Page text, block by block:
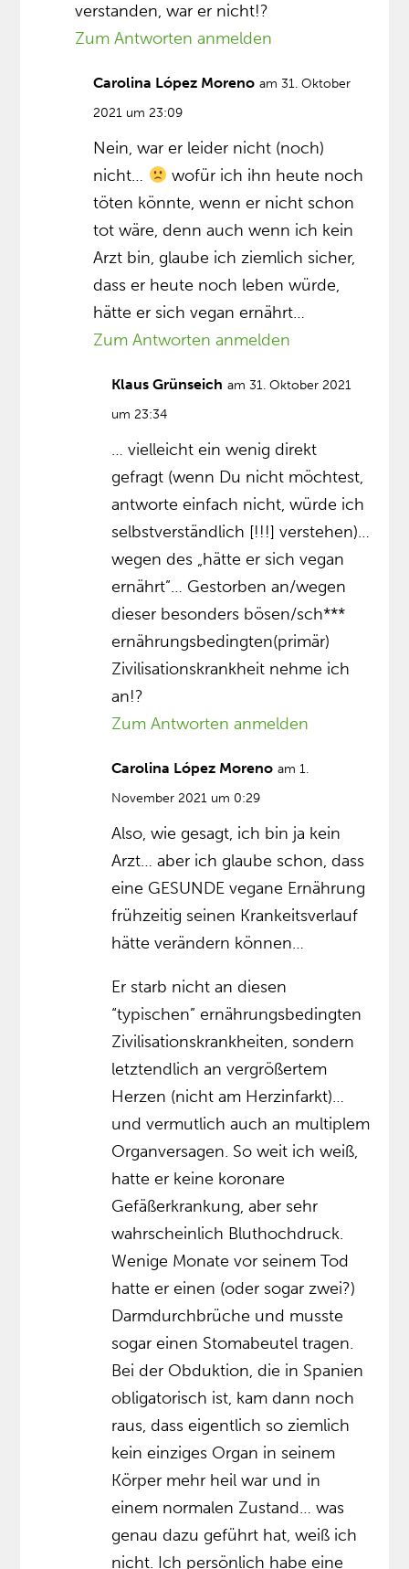
verstanden, war er nicht!?
Zum Antworten anmelden
Carolina López Moreno am 31. Oktober
2021 um 23:09
Nein, war er leider nicht (noch)
nicht…
wofür ich ihn heute noch
töten könnte, wenn er nicht schon
tot wäre, denn auch wenn ich kein
Arzt bin, glaube ich ziemlich sicher,
dass er heute noch leben würde,
hätte er sich vegan ernährt…
Zum Antworten anmelden
Klaus Grünseich am 31. Oktober 2021
um 23:34
… vielleicht ein wenig direkt
gefragt (wenn Du nicht möchtest,
antworte einfach nicht, würde ich
selbstverständlich [!!!] verstehen)…
wegen des „hätte er sich vegan
ernährt”… Gestorben an/wegen
dieser besonders bösen/sch***
ernährungsbedingten(primär)
Zivilisationskrankheit nehme ich
an!?
Zum Antworten anmelden
Carolina López Moreno am 1.
November 2021 um 0:29
Also, wie gesagt, ich bin ja kein
Arzt… aber ich glaube schon, dass
eine GESUNDE vegane Ernährung
frühzeitig seinen Krankeitsverlauf
hätte verändern können…
Er starb nicht an diesen
“typischen” ernährungsbedingten
Zivilisationskrankheiten, sondern
letztendlich an vergrößertem
Herzen (nicht am Herzinfarkt)…
und vermutlich auch an multiplem
Organversagen. So weit ich weiß,
hatte er keine koronare
Gefäßerkrankung, aber sehr
wahrscheinlich Bluthochdruck.
Wenige Monate vor seinem Tod
hatte er einen (oder sogar zwei?)
Darmdurchbrüche und musste
sogar einen Stomabeutel tragen.
Bei der Obduktion, die in Spanien
obligatorisch ist, kam dann noch
raus, dass eigentlich so ziemlich
kein einziges Organ in seinem
Körper mehr heil war und in
einem normalen Zustand… was
genau dazu geführt hat, weiß ich
nicht. Ich persönlich habe eine